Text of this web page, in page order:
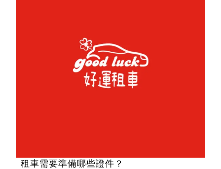
租車需要準備哪些證件？